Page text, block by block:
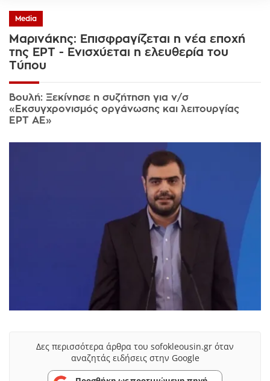
Media
Μαρινάκης: Επισφραγίζεται η νέα εποχή
της ΕΡΤ - Ενισχύεται η ελευθερία του
Τύπου
Βουλή: Ξεκίνησε η συζήτηση για ν/σ
«Εκσυγχρονισμός οργάνωσης και λειτουργίας
ΕΡΤ ΑΕ»
Δες περισσότερα άρθρα του sofokleousin.gr όταν
αναζητάς ειδήσεις στην Google